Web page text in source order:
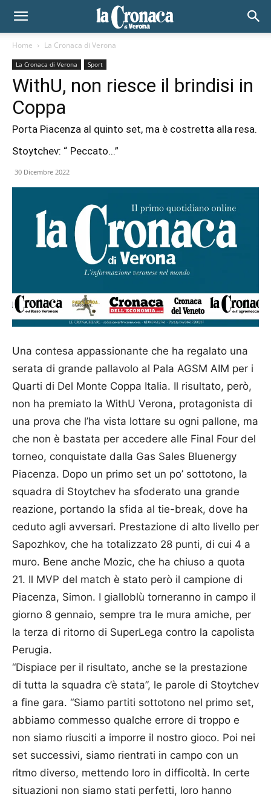
Home La Cronaca di Verona
La Cronaca di Verona Sport
WithU, non riesce il brindisi in
Coppa
Porta Piacenza al quinto set, ma è costretta alla resa.
Stoytchev: “ Peccato...”
30 Dicembre 2022
Una contesa appassionante che ha regalato una
serata di grande pallavolo al Pala AGSM AIM per i
Quarti di Del Monte Coppa Italia. Il risultato, però,
non ha premiato la WithU Verona, protagonista di
una prova che l’ha vista lottare su ogni pallone, ma
che non è bastata per accedere alle Final Four del
torneo, conquistate dalla Gas Sales Bluenergy
Piacenza. Dopo un primo set un po’ sottotono, la
squadra di Stoytchev ha sfoderato una grande
reazione, portando la sfida al tie-break, dove ha
ceduto agli avversari. Prestazione di alto livello per
Sapozhkov, che ha totalizzato 28 punti, di cui 4 a
muro. Bene anche Mozic, che ha chiuso a quota
21. Il MVP del match è stato però il campione di
Piacenza, Simon. I gialloblù torneranno in campo il
giorno 8 gennaio, sempre tra le mura amiche, per
la terza di ritorno di SuperLega contro la capolista
Perugia.
“Dispiace per il risultato, anche se la prestazione
di tutta la squadra c’è stata”, le parole di Stoytchev
a fine gara. “Siamo partiti sottotono nel primo set,
abbiamo commesso qualche errore di troppo e
non siamo riusciti a imporre il nostro gioco. Poi nei
set successivi, siamo rientrati in campo con un
ritmo diverso, mettendo loro in difficoltà. In certe
situazioni non siamo stati perfetti, loro hanno